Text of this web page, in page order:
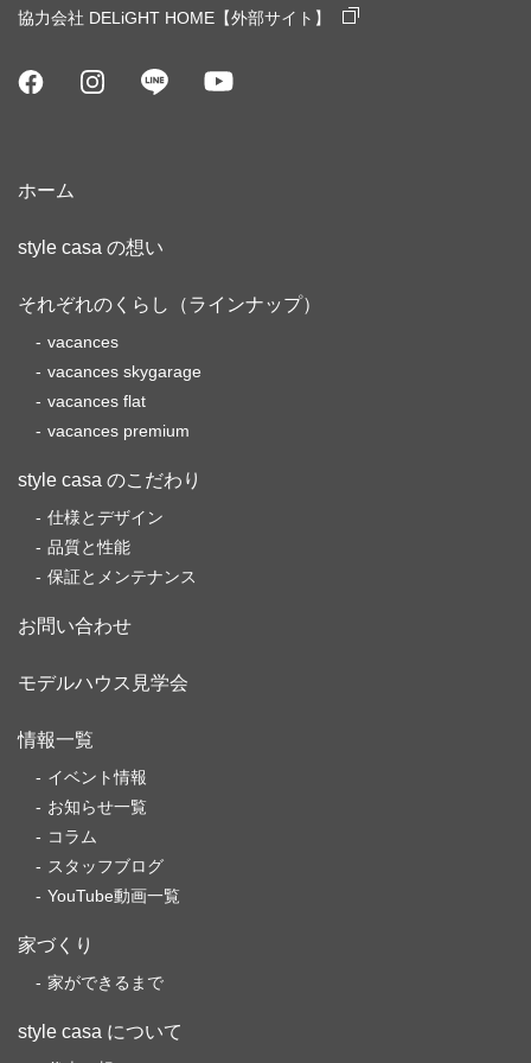
協力会社 DELiGHT HOME【外部サイト】
ホーム
style casa の想い
それぞれのくらし（ラインナップ）
vacances
vacances skygarage
vacances flat
vacances premium
style casa のこだわり
仕様とデザイン
品質と性能
保証とメンテナンス
お問い合わせ
モデルハウス見学会
情報一覧
イベント情報
お知らせ一覧
コラム
スタッフブログ
YouTube動画一覧
家づくり
家ができるまで
style casa について